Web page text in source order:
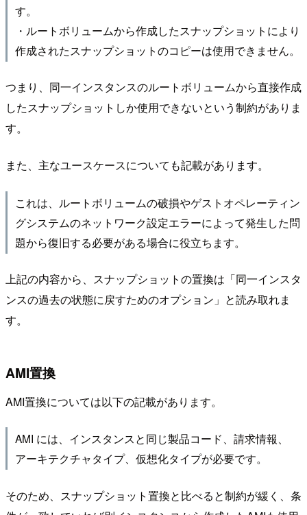
す。
・ルートボリュームから作成したスナップショットにより
作成されたスナップショットのコピーは使用できません。
つまり、同一インスタンスのルートボリュームから直接作成
したスナップショットしか使用できないという制約がありま
す。
また、主なユースケースについても記載があります。
これは、ルートボリュームの破損やゲストオペレーティン
グシステムのネットワーク設定エラーによって発生した問
題から復旧する必要がある場合に役立ちます。
上記の内容から、スナップショットの置換は「同一インスタ
ンスの過去の状態に戻すためのオプション」と読み取れま
す。
AMI置換
AMI置換については以下の記載があります。
AMI には、インスタンスと同じ製品コード、請求情報、
アーキテクチャタイプ、仮想化タイプが必要です。
そのため、スナップショット置換と比べると制約が緩く、条